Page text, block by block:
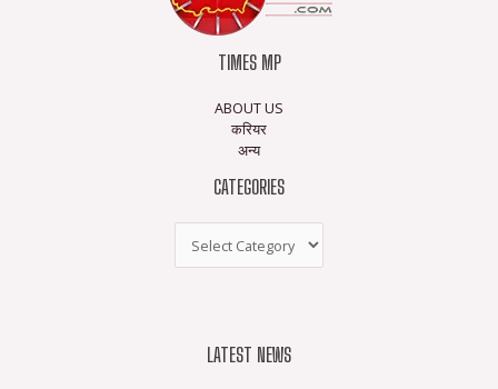
TIMES MP
ABOUT US
करियर
अन्य
CATEGORIES
LATEST NEWS